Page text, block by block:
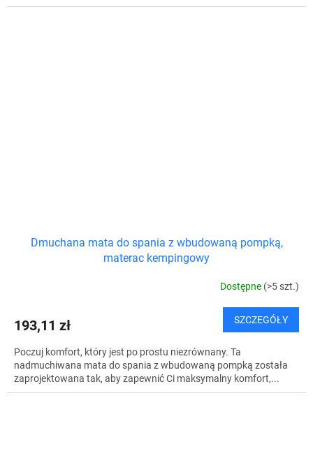
Dmuchana mata do spania z wbudowaną pompką,
materac kempingowy
Dostępne (>5 szt.)
193,11 zł SZCZEGÓŁY
Poczuj komfort, który jest po prostu niezrównany. Ta
nadmuchiwana mata do spania z wbudowaną pompką została
zaprojektowana tak, aby zapewnić Ci maksymalny komfort,...